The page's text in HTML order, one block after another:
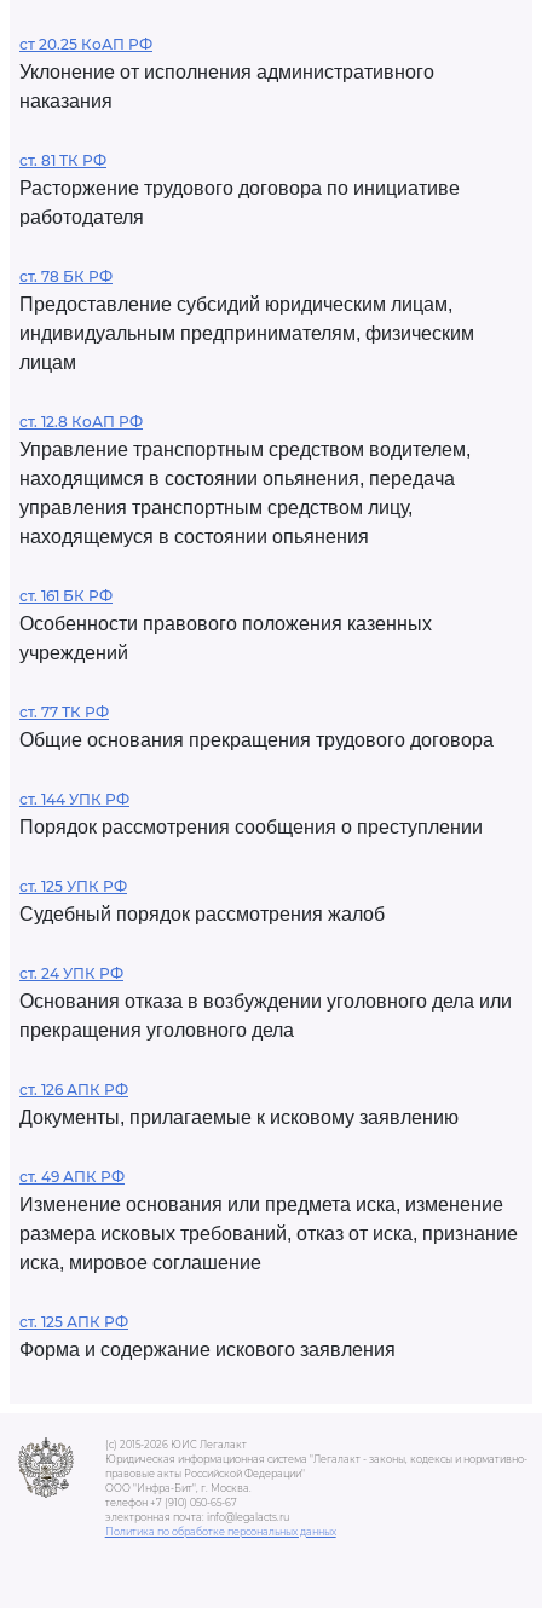
ст 20.25 КоАП РФ
Уклонение от исполнения административного
наказания
ст. 81 ТК РФ
Расторжение трудового договора по инициативе
работодателя
ст. 78 БК РФ
Предоставление субсидий юридическим лицам,
индивидуальным предпринимателям, физическим
лицам
ст. 12.8 КоАП РФ
Управление транспортным средством водителем,
находящимся в состоянии опьянения, передача
управления транспортным средством лицу,
находящемуся в состоянии опьянения
ст. 161 БК РФ
Особенности правового положения казенных
учреждений
ст. 77 ТК РФ
Общие основания прекращения трудового договора
ст. 144 УПК РФ
Порядок рассмотрения сообщения о преступлении
ст. 125 УПК РФ
Судебный порядок рассмотрения жалоб
ст. 24 УПК РФ
Основания отказа в возбуждении уголовного дела или
прекращения уголовного дела
ст. 126 АПК РФ
Документы, прилагаемые к исковому заявлению
ст. 49 АПК РФ
Изменение основания или предмета иска, изменение
размера исковых требований, отказ от иска, признание
иска, мировое соглашение
ст. 125 АПК РФ
Форма и содержание искового заявления
(c) 2015-2026 ЮИС Легалакт
Юридическая информационная система "Легалакт - законы, кодексы и нормативно-
правовые акты Российской Федерации"
ООО "Инфра-Бит", г. Москва.
телефон +7 (910) 050-65-67
электронная почта: info@legalacts.ru
Политика по обработке персональных данных